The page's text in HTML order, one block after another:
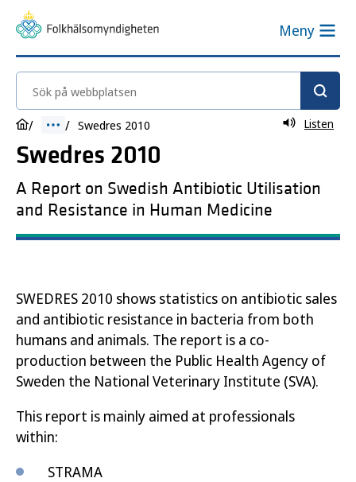
Meny
Sök på webbplatsen
Swedres 2010 Listen
Swedres 2010
A Report on Swedish Antibiotic Utilisation
and Resistance in Human Medicine
SWEDRES 2010 shows statistics on antibiotic sales
and antibiotic resistance in bacteria from both
humans and animals. The report is a co-
production between the Public Health Agency of
Sweden the National Veterinary Institute (SVA).
This report is mainly aimed at professionals
within:
STRAMA